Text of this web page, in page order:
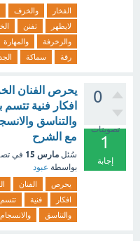
الفخار والخزف
لايظهر
تفنن
والزخرفة
والمهارة
رقة
سماكة
0
تصويتات
1
إجابة
يحرص الفنان
افكار فنية تتسم
والتناسق
مع الشرح
سُئل مارس 15 في
بواسطة عبود
يحرص الفنان
افكار
فنية تتسم
والتناسق
والانسجام